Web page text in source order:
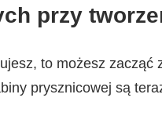
przy
to możesz zacząć
prysznicowej są